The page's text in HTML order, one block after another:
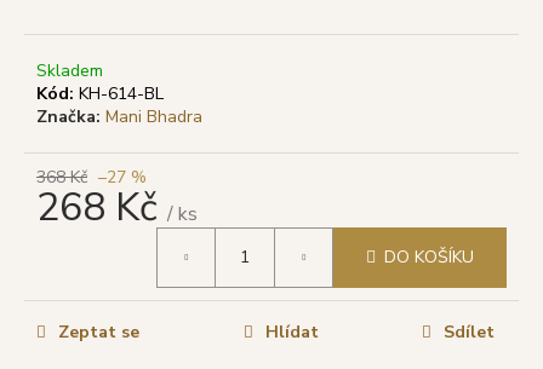
Skladem
Kód: KH-614-BL
Značka: Mani Bhadra
368 Kč –27 %
268 Kč / ks
DO KOŠÍKU
Zeptat se Hlídat Sdílet
D
o
p
o
m